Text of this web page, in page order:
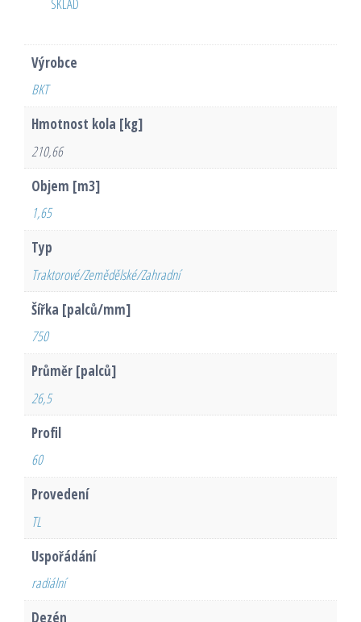
Výrobce
BKT
Hmotnost kola [kg]
210,66
Objem [m3]
1,65
Typ
Traktorové/Zemědělské/Zahradní
Šířka [palců/mm]
750
Průměr [palců]
26,5
Profil
60
Provedení
TL
Uspořádání
radiální
Dezén